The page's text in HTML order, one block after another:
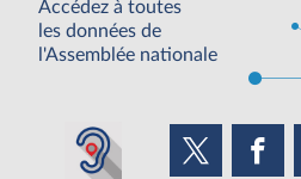
Accédez à toutes
les données de
l'Assemblée nationale